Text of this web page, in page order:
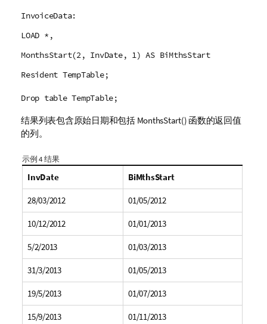
InvoiceData:
LOAD *,
MonthsStart(2, InvDate, 1) AS BiMthsStart
Resident TempTable;
Drop table TempTable;
结果列表包含原始日期和包括 MonthsStart() 函数的返回值
的列。
示例 4 结果
InvDate BiMthsStart
28/03/2012 01/05/2012
10/12/2012 01/01/2013
5/2/2013 01/03/2013
31/3/2013 01/05/2013
19/5/2013 01/07/2013
15/9/2013 01/11/2013